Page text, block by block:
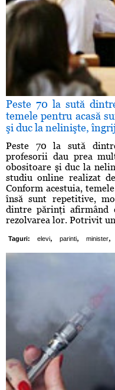
Peste 70 la sută
temele pentru acasă
şi duc la nelinişte,
Peste 70 la sută
profesorii dau prea
obositoare şi duc la
studiu online realizat
Conform acestuia,
însă sunt repetitive,
dintre părinţi afirmând
rezolvarea lor. Potrivit
Taguri: elevi, parinti, minister,